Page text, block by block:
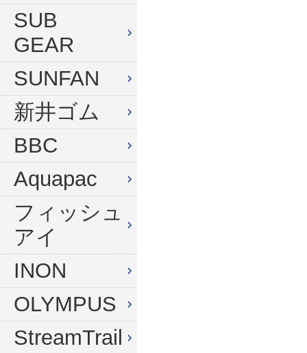
SUB
GEAR
SUNFAN
新井ゴム
BBC
Aquapac
フィッシュ
アイ
INON
OLYMPUS
StreamTrail